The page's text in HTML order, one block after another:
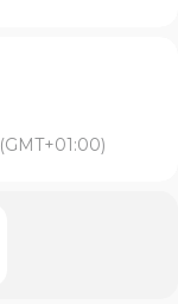
(GMT+01:00)